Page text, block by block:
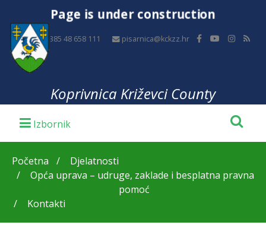
Page is under construction
+385 48 658 111 pisarnica@kckzz.hr
Koprivnica Križevci County
Početna
Djelatnosti
Opća uprava – udruge, zaklade i besplatna pravna
pomoć
Kontakti